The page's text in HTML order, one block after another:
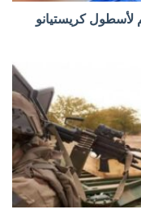
لأسطول كريستيانو